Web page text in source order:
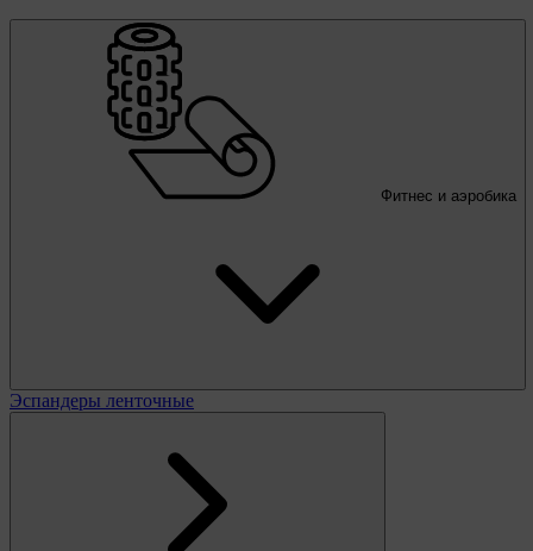
Фитнес и аэробика
Эспандеры ленточные